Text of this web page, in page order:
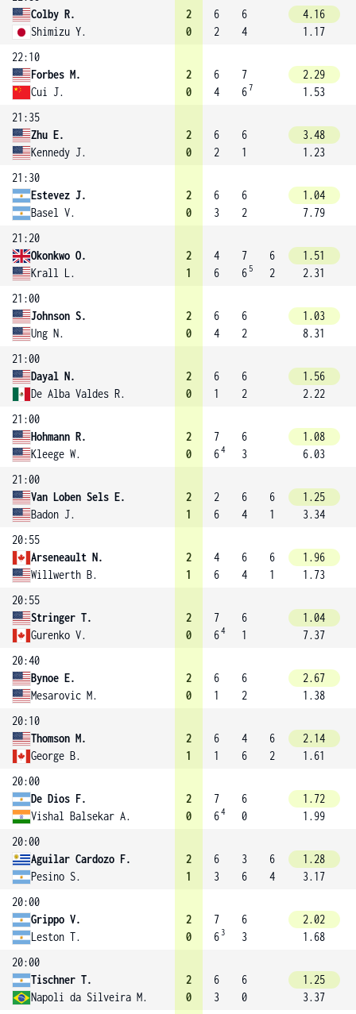
Colby R.
Shimizu Y.
2
0
6
2
6
4
4.16
1.17
22:10
Forbes M.
Cui J.
2
0
6
4
7
67
2.29
1.53
21:35
Zhu E.
Kennedy J.
2
0
6
2
6
1
3.48
1.23
21:30
Estevez J.
Basel V.
2
0
6
3
6
2
1.04
7.79
21:20
Okonkwo O.
Krall L.
2
1
4
6
7
6 5
6
2
1.51
2.31
21:00
Johnson S.
Ung N.
2
0
6
4
6
2
1.03
8.31
21:00
Dayal N.
De Alba Valdes R.
2
0
6
1
6
2
1.56
2.22
21:00
Hohmann R.
Kleege W.
2
0
7
64
6
3
1.08
6.03
21:00
Van Loben Sels E.
Badon J.
2
1
2
6
6
4
6
1
1.25
3.34
20:55
Arseneault N.
Willwerth B.
2
1
4
6
6
4
6
1
1.96
1.73
20:55
Stringer T.
Gurenko V.
2
0
7
64
6
1
1.04
7.37
20:40
Bynoe E.
Mesarovic M.
2
0
6
1
6
2
2.67
1.38
20:10
Thomson M.
George B.
2
1
6
1
4
6
6
2
2.14
1.61
20:00
De Dios F.
Vishal Balsekar A.
2
0
7
64
6
0
1.72
1.99
20:00
Aguilar Cardozo F.
Pesino S.
2
1
6
3
3
6
6
4
1.28
3.17
20:00
Grippo V.
Leston T.
2
0
7
6 3
6
3
2.02
1.68
20:00
Tischner T.
Napoli da Silveira M.
2
0
6
3
6
0
1.25
3.37